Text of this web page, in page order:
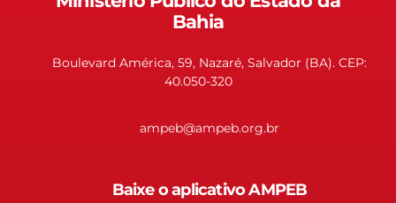
Bahia
Boulevard América, 59, Nazaré, Salvador (BA). CEP:
40.050-320
ampeb@ampeb.org.br
Baixe o aplicativo AMPEB